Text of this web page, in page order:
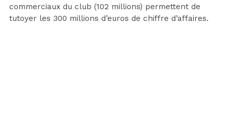
commerciaux du club (102 millions) permettent de
tutoyer les 300 millions d’euros de chiffre d’affaires.